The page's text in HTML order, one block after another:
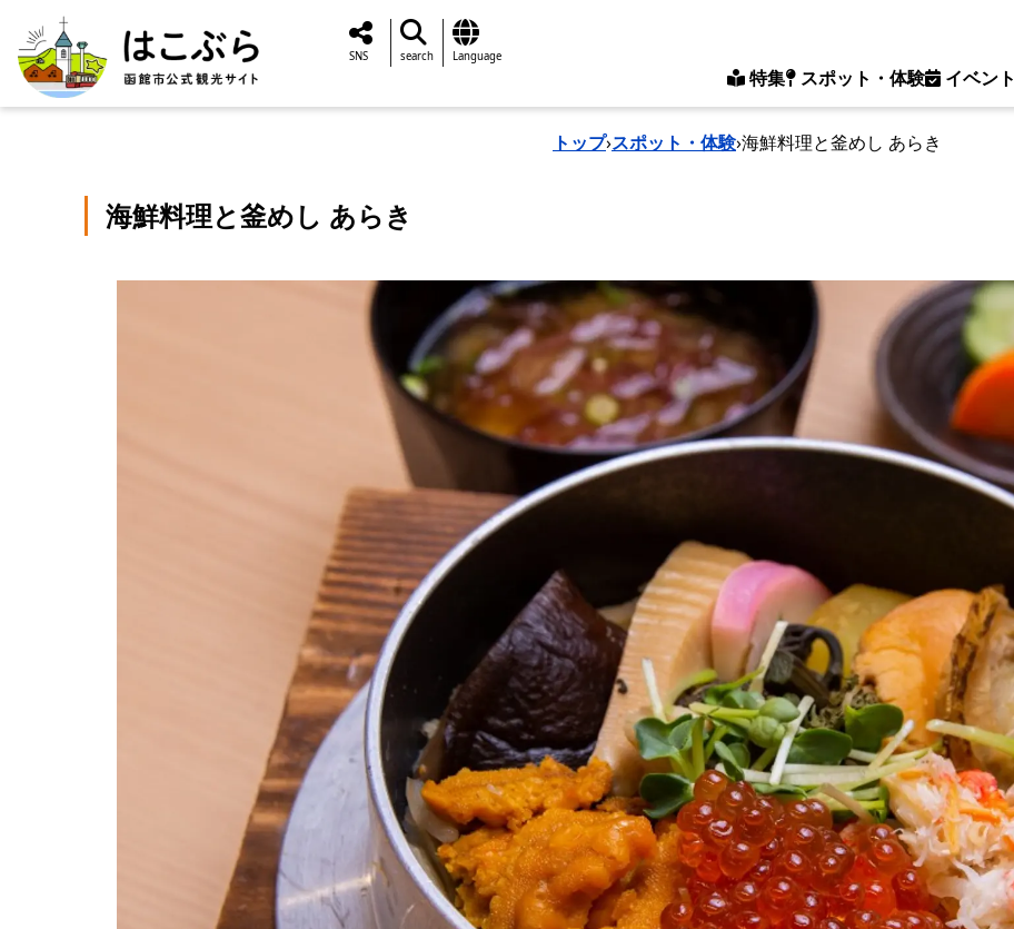
特集 スポット・体験 イベント
SNS search Language
トップ›スポット・体験›海鮮料理と釜めし あらき
海鮮料理と釜めし あらき